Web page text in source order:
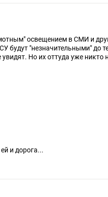
освещением в СМИ и
будут "незначительными" до
Но их оттуда уже никто
и дорога...